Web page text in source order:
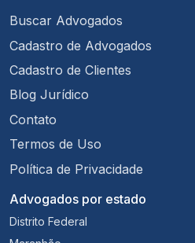
Buscar Advogados
Cadastro de Advogados
Cadastro de Clientes
Blog Jurídico
Contato
Termos de Uso
Política de Privacidade
Advogados por estado
Distrito Federal